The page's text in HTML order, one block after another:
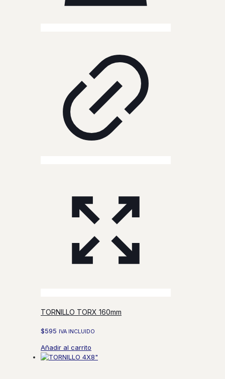
TORNILLO TORX 160mm
$595 IVA INCLUIDO
Añadir al carrito